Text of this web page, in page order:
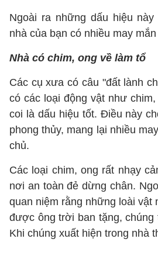
Ngoài ra những dấu hiệu
nhà của bạn có nhiều may mắn
Nhà có chim, ong về làm tổ
Các cụ xưa có câu "đất lành
có các loại động vật như
coi là dấu hiệu tốt. Điều này
phong thủy, mang lại nhiều
chủ.
Các loại chim, ong rất nhạy
nơi an toàn đẻ dừng chân.
quan niệm rằng những loài vật
được ông trời ban tặng,
Khi chúng xuất hiện trong nhà